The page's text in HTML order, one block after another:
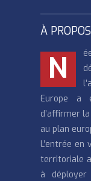
À PROPOS
N
Europe a
d’affirmer
au plan
L’entrée
territoriale
à